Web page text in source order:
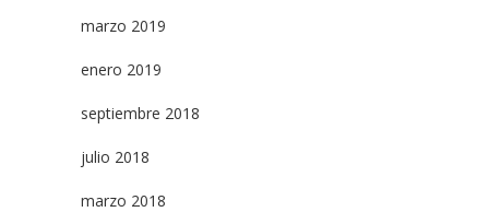
marzo 2019
enero 2019
septiembre 2018
julio 2018
marzo 2018